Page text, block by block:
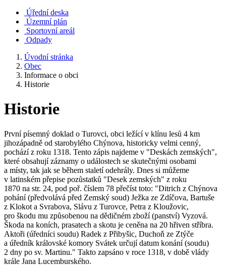
Úřední deska
Územní plán
Sportovní areál
Odpady
Úvodní stránka
Obec
Informace o obci
Historie
Historie
První písemný doklad o Turovci, obci ležící v klínu lesů 4 km
jihozápadně od starobylého Chýnova, historicky velmi cenný,
pochází z roku 1318. Tento zápis najdeme v "Deskách zemských",
které obsahují záznamy o událostech se skutečnými osobami
a místy, tak jak se během staletí odehrály. Dnes si můžeme
v latinském přepise pozůstatků "Desek zemských" z roku
1870 na str. 24, pod poř. číslem 78 přečíst toto: "Ditrich z Chýnova
pohání (předvolává před Zemský soud) Ježka ze Zdíčova, Bartuše
z Klokot a Svrabova, Slávu z Turovce, Petra z Kloužovic,
pro škodu mu způsobenou na dědičném zboží (panství) Vyzová.
Škoda na koních, prasatech a skotu je ceněna na 20 hřiven stříbra.
Aktoři (úředníci soudu) Radek z Přibyšic, Duchoň ze Ztýče
a úředník královské komory Svátek určují datum konání (soudu)
2 dny po sv. Martinu." Takto zapsáno v roce 1318, v době vlády
krále Jana Lucemburského.